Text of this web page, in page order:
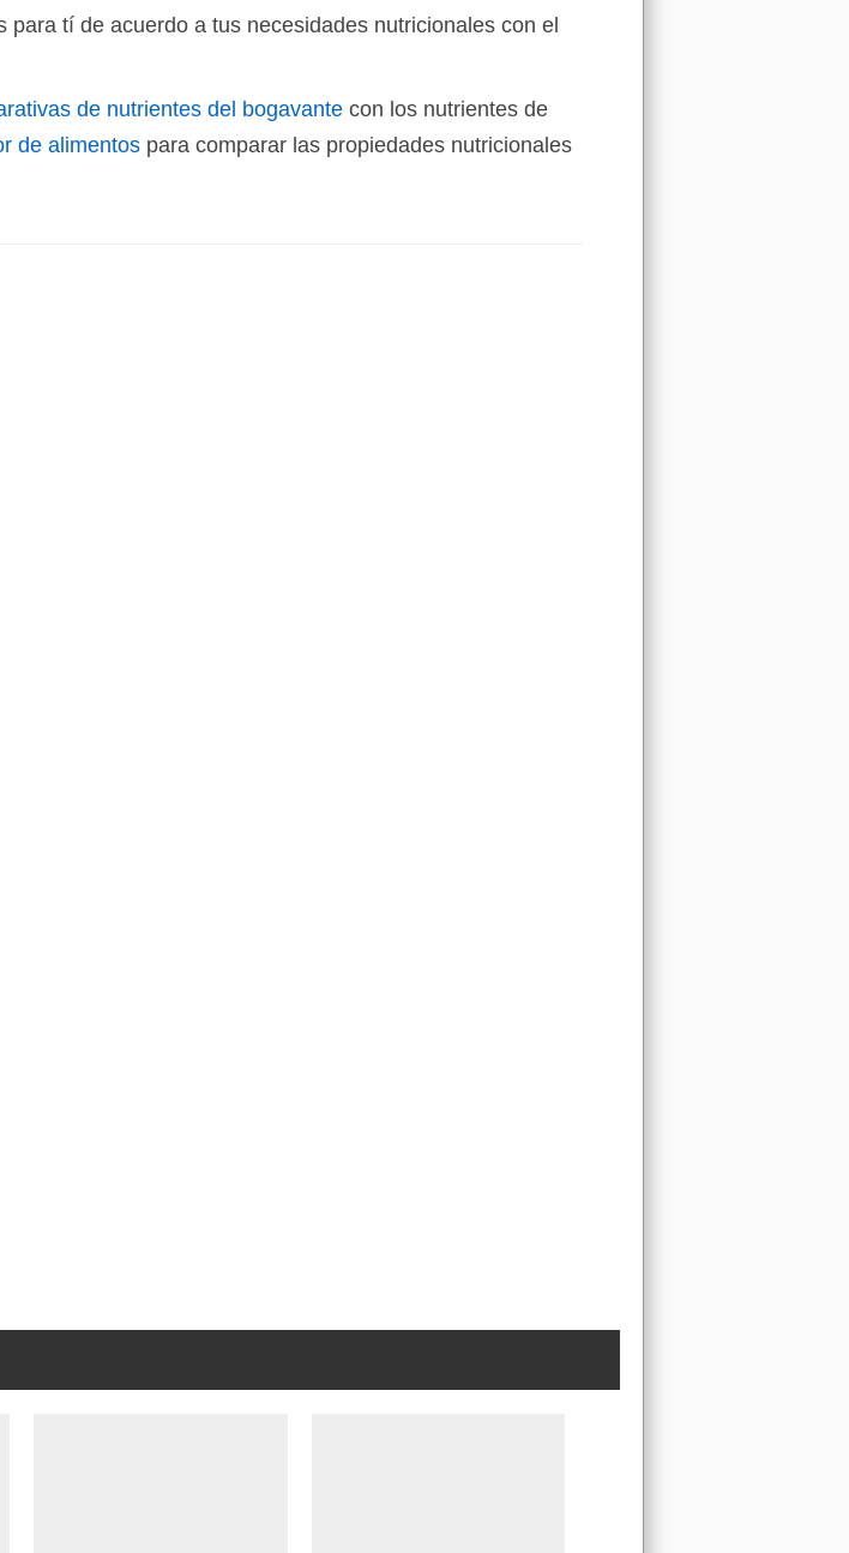
tí de acuerdo a tus necesidades nutricionales con el
de nutrientes del bogavante con los nutrientes de
de alimentos para comparar las propiedades nutricionales